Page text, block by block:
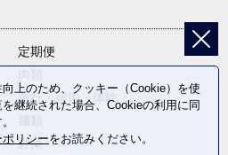
定期便
旅行・宿泊・体験
野菜
上のため、クッキー（Cookie）を使
継続された場合、Cookieの利用に同
リシーをお読みください。